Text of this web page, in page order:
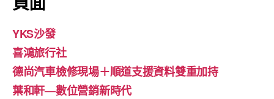
YKS沙發
喜鴻旅行社
德尚汽車檢修現場＋順道支援資料雙重加持
葉和軒—數位營銷新時代